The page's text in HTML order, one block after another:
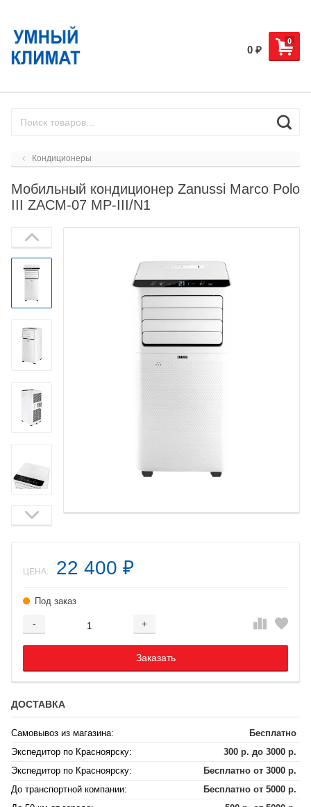
0
0 ₽
Кондиционеры
Мобильный кондиционер Zanussi Marco Polo
III ZACM-07 MP-III/N1
ЦЕНА: 22 400 ₽
Под заказ
- +
Добавляется...
Заказать
Добавлен
ДОСТАВКА
Самовывоз из магазина:
Бесплатно
Экспедитор по Красноярску:
300 р. до 3000 р.
Экспедитор по Красноярску:
Бесплатно от 3000 р.
До транспортной компании:
Бесплатно от 5000 р.